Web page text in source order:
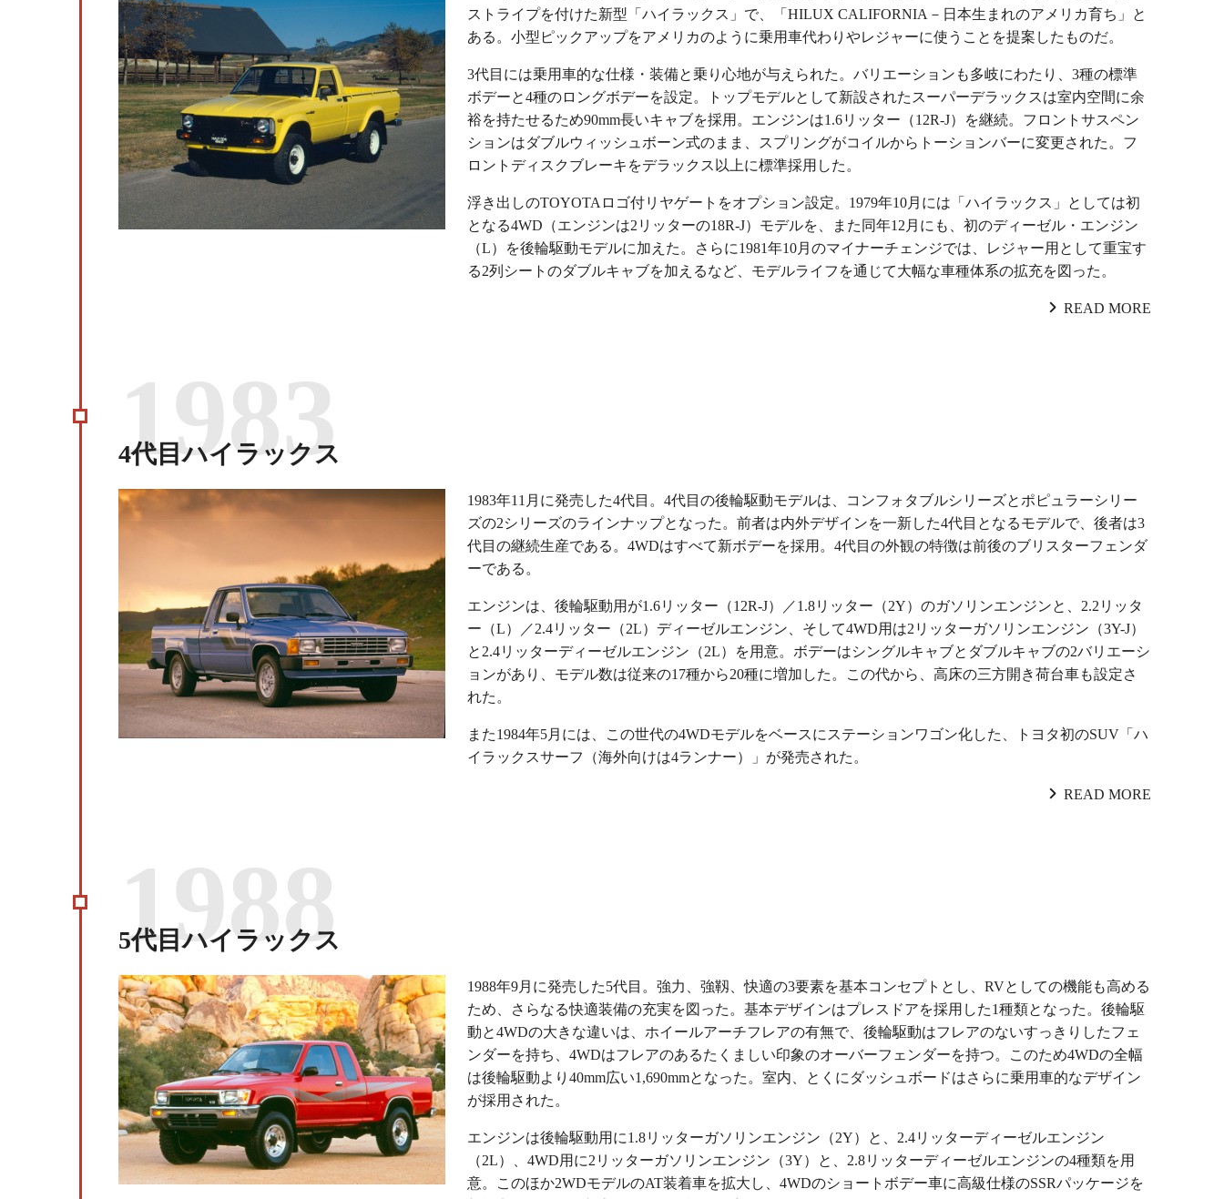
ストライプを付けた新型「ハイラックス」で、「HILUX CALIFORNIA－日本生まれのアメリカ育ち」と
ある。小型ピックアップをアメリカのように乗用車代わりやレジャーに使うことを提案したものだ。
3代目には乗用車的な仕様・装備と乗り心地が与えられた。バリエーションも多岐にわたり、3種の標準
ボデーと4種のロングボデーを設定。トップモデルとして新設されたスーパーデラックスは室内空間に余
裕を持たせるため90mm長いキャブを採用。エンジンは1.6リッター（12R-J）を継続。フロントサスペン
ションはダブルウィッシュボーン式のまま、スプリングがコイルからトーションバーに変更された。フ
ロントディスクブレーキをデラックス以上に標準採用した。
浮き出しのTOYOTAロゴ付リヤゲートをオプション設定。1979年10月には「ハイラックス」としては初
となる4WD（エンジンは2リッターの18R-J）モデルを、また同年12月にも、初のディーゼル・エンジン
（L）を後輪駆動モデルに加えた。さらに1981年10月のマイナーチェンジでは、レジャー用として重宝す
る2列シートのダブルキャブを加えるなど、モデルライフを通じて大幅な車種体系の拡充を図った。
READ MORE
1983
4代目ハイラックス
1983年11月に発売した4代目。4代目の後輪駆動モデルは、コンフォタブルシリーズとポピュラーシリー
ズの2シリーズのラインナップとなった。前者は内外デザインを一新した4代目となるモデルで、後者は3
代目の継続生産である。4WDはすべて新ボデーを採用。4代目の外観の特徴は前後のブリスターフェンダ
ーである。
エンジンは、後輪駆動用が1.6リッター（12R-J）／1.8リッター（2Y）のガソリンエンジンと、2.2リッタ
ー（L）／2.4リッター（2L）ディーゼルエンジン、そして4WD用は2リッターガソリンエンジン（3Y-J）
と2.4リッターディーゼルエンジン（2L）を用意。ボデーはシングルキャブとダブルキャブの2バリエーシ
ョンがあり、モデル数は従来の17種から20種に増加した。この代から、高床の三方開き荷台車も設定さ
れた。
また1984年5月には、この世代の4WDモデルをベースにステーションワゴン化した、トヨタ初のSUV「ハ
イラックスサーフ（海外向けは4ランナー）」が発売された。
READ MORE
1988
5代目ハイラックス
1988年9月に発売した5代目。強力、強靱、快適の3要素を基本コンセプトとし、RVとしての機能も高める
ため、さらなる快適装備の充実を図った。基本デザインはプレスドアを採用した1種類となった。後輪駆
動と4WDの大きな違いは、ホイールアーチフレアの有無で、後輪駆動はフレアのないすっきりしたフェ
ンダーを持ち、4WDはフレアのあるたくましい印象のオーバーフェンダーを持つ。このため4WDの全幅
は後輪駆動より40mm広い1,690mmとなった。室内、とくにダッシュボードはさらに乗用車的なデザイン
が採用された。
エンジンは後輪駆動用に1.8リッターガソリンエンジン（2Y）と、2.4リッターディーゼルエンジン
（2L）、4WD用に2リッターガソリンエンジン（3Y）と、2.8リッターディーゼルエンジンの4種類を用
意。このほか2WDモデルのAT装着車を拡大し、4WDのショートボデー車に高級仕様のSSRパッケージを